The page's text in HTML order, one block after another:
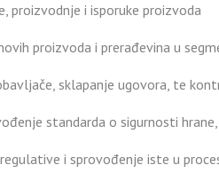
proizvodnje i isporuke proizvoda
proizvoda i prerađevina u
sklapanje ugovora, te
standarda o sigurnosti
i sprovođenje iste u